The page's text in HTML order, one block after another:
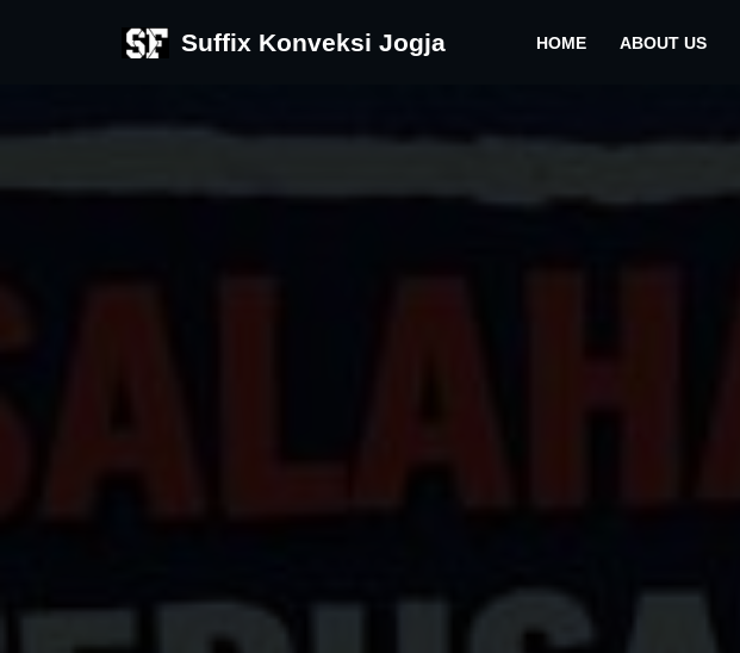
content
Suffix Konveksi Jogja HOME ABOUT US